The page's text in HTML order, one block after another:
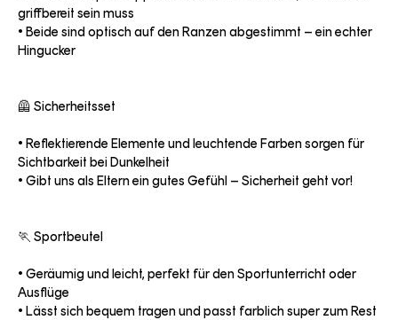
griffbereit sein muss
• Beide sind optisch auf den Ranzen abgestimmt – ein echter
Hingucker
🦺 Sicherheitsset
• Reflektierende Elemente und leuchtende Farben sorgen für
Sichtbarkeit bei Dunkelheit
• Gibt uns als Eltern ein gutes Gefühl – Sicherheit geht vor!
🏃 Sportbeutel
• Geräumig und leicht, perfekt für den Sportunterricht oder
Ausflüge
• Lässt sich bequem tragen und passt farblich super zum Rest